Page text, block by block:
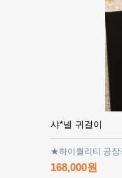
샤*넬 귀걸이
★하이퀄리티 공장
168,000원